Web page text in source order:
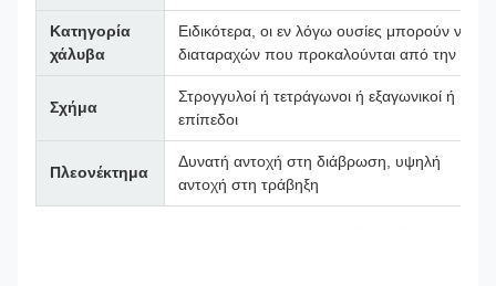
Κατηγορία
χάλυβα
Ειδικότερα, οι εν λόγω ουσίες μπορούν να
διαταραχών που προκαλούνται από την
Σχήμα
Στρογγυλοί ή τετράγωνοι ή εξαγωνικοί ή
επίπεδοι
Πλεονέκτημα
Δυνατή αντοχή στη διάβρωση, υψηλή
αντοχή στη τράβηξη